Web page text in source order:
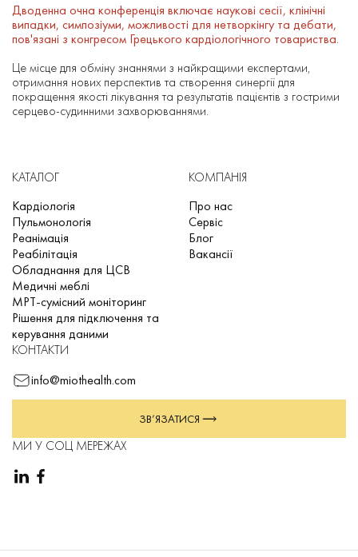
Дводенна очна конференція включає наукові сесії, клінічні
випадки, симпозіуми, можливості для нетворкінгу та дебати,
пов'язані з конгресом Грецького кардіологічного товариства.
Це місце для обміну знаннями з найкращими експертами,
отримання нових перспектив та створення синергії для
покращення якості лікування та результатів пацієнтів з гострими
серцево-судинними захворюваннями.
КАТАЛОГ
Кардіологія
Пульмонологія
Реанімація
Реабілітація
Обладнання для ЦСВ
Медичні меблі
МРТ-сумісний моніторинг
Рішення для підключення та
керування даними
КОМПАНІЯ
Про нас
Сервіс
Блог
Вакансії
КОНТАКТИ
info@miothealth.com
ЗВ’ЯЗАТИСЯ
МИ У СОЦ МЕРЕЖАХ